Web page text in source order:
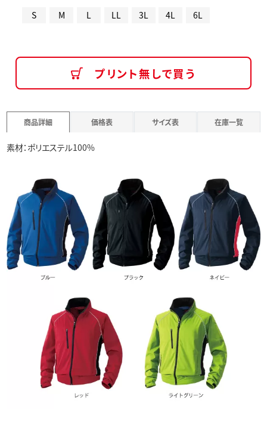
S M L LL 3L 4L 6L
プリント無しで買う
商品詳細 価格表 サイズ表 在庫一覧
素材：ポリエステル100%